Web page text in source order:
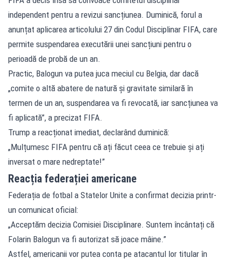
independent pentru a revizui sancțiunea. Duminică, forul a
anunțat aplicarea articolului 27 din Codul Disciplinar FIFA, care
permite suspendarea executării unei sancțiuni pentru o
perioadă de probă de un an.
Practic, Balogun va putea juca meciul cu Belgia, dar dacă
„comite o altă abatere de natură și gravitate similară în
termen de un an, suspendarea va fi revocată, iar sancțiunea va
fi aplicată”, a precizat FIFA.
Trump a reacționat imediat, declarând duminică:
„Mulțumesc FIFA pentru că ați făcut ceea ce trebuie și ați
inversat o mare nedreptate!”
Reacția federației americane
Federația de fotbal a Statelor Unite a confirmat decizia printr-
un comunicat oficial:
„Acceptăm decizia Comisiei Disciplinare. Suntem încântați că
Folarin Balogun va fi autorizat să joace mâine.”
Astfel, americanii vor putea conta pe atacantul lor titular în